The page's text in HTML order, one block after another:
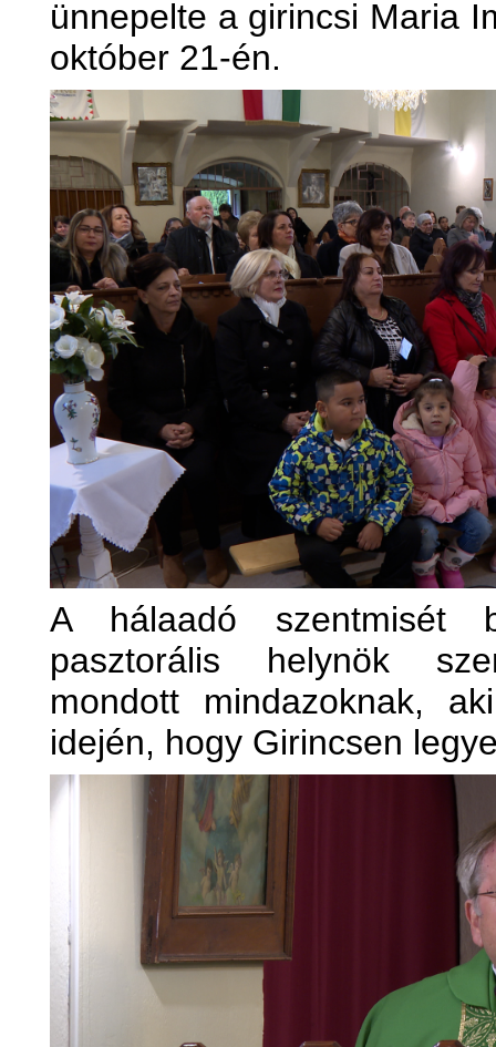
ünnepelte a girincsi Maria
október 21-én.
A hálaadó szentmisét
pasztorális helynök
mondott mindazoknak,
idején, hogy Girincsen